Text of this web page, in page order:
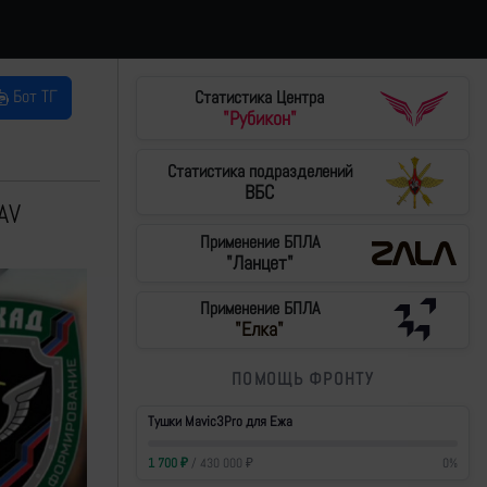
Бот ТГ
Статистика Центра
"Рубикон"
Статистика подразделений
ВБС
Применение БПЛА
"Ланцет"
Применение БПЛА
"Елка"
ПОМОЩЬ ФРОНТУ
Тушки Mavic3Pro для Ежа
1 700₽/ 430 000 ₽ 0%